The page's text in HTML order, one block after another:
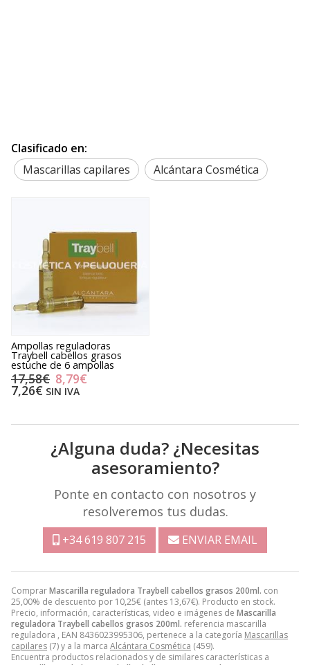
ComprarMascarilla reguladora Traybell cabellos grasos 200ml. con
25,00% de descuento por 10,25€ (antes 13,67€). Producto en stock.
Precio, información, características, video e imágenes de Mascarilla
reguladora Traybell cabellos grasos 200ml. referencia mascarilla
reguladora , EAN 8436023995306, pertenece a la categoría Mascarillas
capilares (7) y a la marca Alcántara Cosmética (459).
Encuentra productos relacionados y de similares características a
Clasificado en:
Mascarillas capilares
Alcántara Cosmética
Ampollas reguladoras
Traybell cabellos grasos
estuche de 6 ampollas
17,58€ 8,79€
7,26€ SIN IVA
¿Alguna duda? ¿Necesitas
asesoramiento?
Ponte en contacto con nosotros y
resolveremos tus dudas.
+34 619 807 215 ENVIAR EMAIL